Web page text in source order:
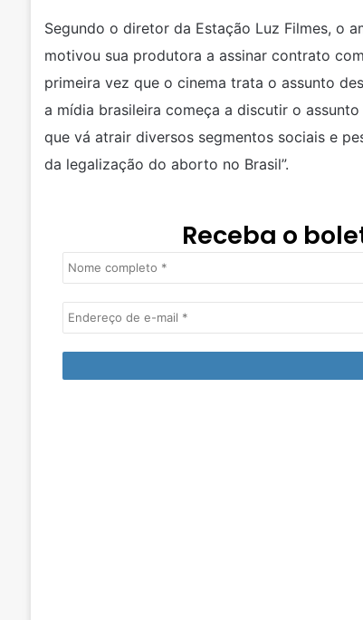
Segundo o diretor da Estação Luz Filmes, o
motivou sua produtora a assinar contrato
primeira vez que o cinema trata o assunto
a mídia brasileira começa a discutir o
que vá atrair diversos segmentos sociais e
da legalização do aborto no Brasil”.
Receba o